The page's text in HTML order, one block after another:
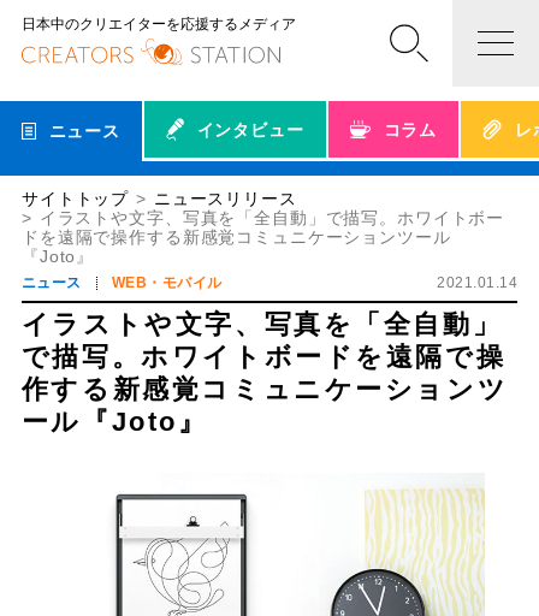
日本中のクリエイターを応援するメディア
ニュース インタビュー コラム レ
サイトトップ
ニュースリリース
イラストや文字、写真を「全自動」で描写。ホワイトボー
ドを遠隔で操作する新感覚コミュニケーションツール
『Joto』
ニュース WEB・モバイル 2021.01.14
イラストや文字、写真を「全自動」
で描写。ホワイトボードを遠隔で操
作する新感覚コミュニケーションツ
ール『Joto』